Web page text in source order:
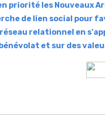
priorité les Nouveaux
de lien social pour
relationnel en
et sur des